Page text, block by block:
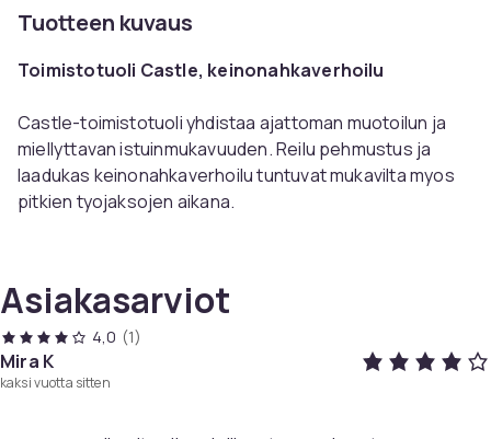
Tuotteen kuvaus
Toimistotuoli Castle, keinonahkaverhoilu
Castle-toimistotuoli yhdistaa ajattoman muotoilun ja
miellyttavan istuinmukavuuden. Reilu pehmustus ja
laadukas keinonahkaverhoilu tuntuvat mukavilta myos
pitkien tyojaksojen aikana.
tauon ajaksi. Portaaton korkeudensaato auttaa
sovittamaan tuolin omalle pituudellesi ja tyopoydan
korkeudelle.
Asiakasarviot
4,0 (1)
Mira K
kaksi vuotta sitten